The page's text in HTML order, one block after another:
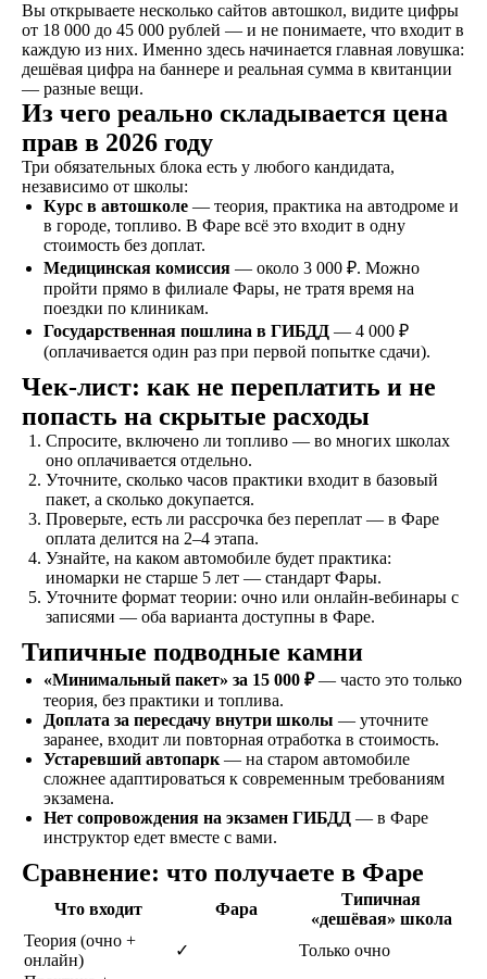
Вы открываете несколько сайтов автошкол, видите цифры
от 18 000 до 45 000 рублей — и не понимаете, что входит в
каждую из них. Именно здесь начинается главная ловушка:
дешёвая цифра на баннере и реальная сумма в квитанции
— разные вещи.
Из чего реально складывается цена
прав в 2026 году
Три обязательных блока есть у любого кандидата,
независимо от школы:
Курс в автошколе — теория, практика на автодроме и
в городе, топливо. В Фаре всё это входит в одну
стоимость без доплат.
Медицинская комиссия — около 3 000 ₽. Можно
пройти прямо в филиале Фары, не тратя время на
поездки по клиникам.
Государственная пошлина в ГИБДД — 4 000 ₽
(оплачивается один раз при первой попытке сдачи).
Чек-лист: как не переплатить и не
попасть на скрытые расходы
Спросите, включено ли топливо — во многих школах
оно оплачивается отдельно.
Уточните, сколько часов практики входит в базовый
пакет, а сколько докупается.
Проверьте, есть ли рассрочка без переплат — в Фаре
оплата делится на 2–4 этапа.
Узнайте, на каком автомобиле будет практика:
иномарки не старше 5 лет — стандарт Фары.
Уточните формат теории: очно или онлайн-вебинары с
записями — оба варианта доступны в Фаре.
Типичные подводные камни
«Минимальный пакет» за 15 000 ₽— часто это только
теория, без практики и топлива.
Доплата за пересдачу внутри школы — уточните
заранее, входит ли повторная отработка в стоимость.
Устаревший автопарк — на старом автомобиле
сложнее адаптироваться к современным требованиям
экзамена.
Нет сопровождения на экзамен ГИБДД — в Фаре
инструктор едет вместе с вами.
Сравнение: что получаете в Фаре
Что входит Фара
Типичная
«дешёвая» школа
Теория (очно +
онлайн)
✓
Только очно
Заключаете договор и
оплачиваете первый
этап от стоимости
обучения в рассрочку
Договор
Проходите
теоретический и
практический курс,
продолжительностью
от 1,5 месяцев, в
зависимости от
категории
средства
Обучение
В сопровождении
наших представителей,
сдаете экзамены в ГАИ
и получаете
водительское
удостоверение
Сдаете внутренние
экзамены в автошколе
и получаете
свидетельство
об окончании
Экзамен